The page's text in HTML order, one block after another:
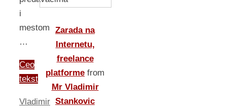
i
mestom
…
Ceo
tekst
Vladimir
Zarada na
Internetu,
freelance
platforme from
Mr Vladimir
Stankovic